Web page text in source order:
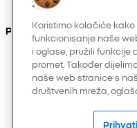
Ostalo
Pronađite nas na
Koristimo kolačiće
funkcionisanje naše
i oglase, pružili funkcije
promet. Također
naše web stranice s
društvenih mreža,